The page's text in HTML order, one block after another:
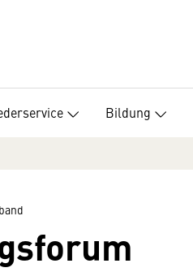
Bildung